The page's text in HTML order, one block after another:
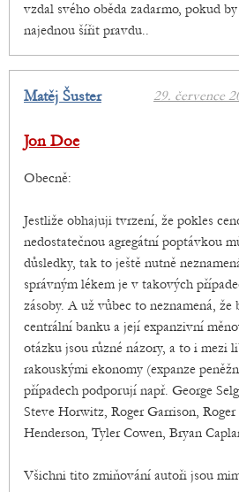
vzdal svého oběda zadarmo, pokud
najednou šířit pravdu..
29. července
Matěj Šuster
Jon Doe
Obecně:
Jestliže obhajuji tvrzení, že pokles
nedostatečnou agregátní poptávkou
důsledky, tak to ještě nutně
správným lékem je v takových
zásoby. A už vůbec to neznamená, že
centrální banku a její expanzivní
otázku jsou různé názory, a to i mezi
rakouskými ekonomy (expanze
případech podporují např. George
Steve Horwitz, Roger Garrison,
Henderson, Tyler Cowen, Bryan
Všichni tito zmiňování autoři jsou